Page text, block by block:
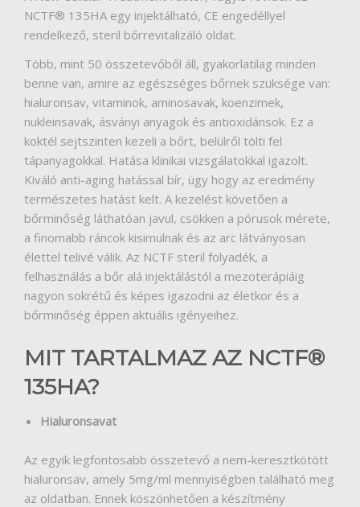
HÍREK
VÉLEMÉNYEK
NCTF® 135HA egy injektálható, CE engedéllyel
rendelkező, steril bőrrevitalizáló oldat.
Több, mint 50 összetevőből áll, gyakorlatilag minden
benne van, amire az egészséges bőrnek szüksége van:
hialuronsav, vitaminok, aminosavak, koenzimek,
nukleinsavak, ásványi anyagok és antioxidánsok. Ez a
koktél sejtszinten kezeli a bőrt, belülről tölti fel
tápanyagokkal. Hatása klinikai vizsgálatokkal igazolt.
Kiváló anti-aging hatással bír, úgy hogy az eredmény
természetes hatást kelt. A kezelést követően a
bőrminőség láthatóan javul, csökken a pórusok mérete,
a finomabb ráncok kisimulnak és az arc látványosan
élettel telivé válik. Az NCTF steril folyadék, a
felhasználás a bőr alá injektálástól a mezoterápiáig
nagyon sokrétű és képes igazodni az életkor és a
bőrminőség éppen aktuális igényeihez.
MIT TARTALMAZ AZ NCTF®
135HA?
Hialuronsavat
Az egyik legfontosabb összetevő a nem-keresztkötött
hialuronsav, amely 5mg/ml mennyiségben található meg
az oldatban. Ennek köszönhetően a készítmény